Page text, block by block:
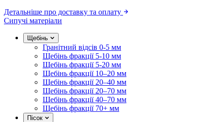
Детальніше про доставку та оплату
Сипучі матеріали
Щебінь
Гранітний відсів 0-5 мм
Щебінь фракції 5-10 мм
Щебінь фракції 5-20 мм
Щебінь фракції 10–20 мм
Щебінь фракції 20–40 мм
Щебінь фракції 20–70 мм
Щебінь фракції 40–70 мм
Щебінь фракції 70+ мм
Пісок